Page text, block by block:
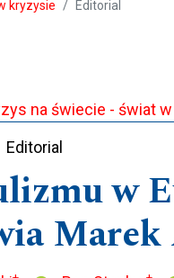
kryzysie Editorial
na świecie - świat
Editorial
w